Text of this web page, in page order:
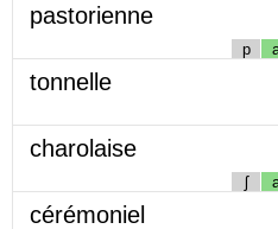
pastorienne
p
tonnelle
charolaise
ʃ
cérémoniel